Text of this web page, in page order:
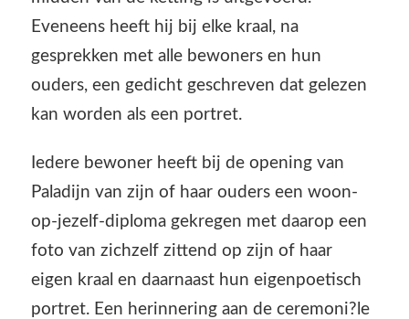
Eveneens heeft hij bij elke kraal, na
gesprekken met alle bewoners en hun
ouders, een gedicht geschreven dat gelezen
kan worden als een portret.
Iedere bewoner heeft bij de opening van
Paladijn van zijn of haar ouders een woon-
op-jezelf-diploma gekregen met daarop een
foto van zichzelf zittend op zijn of haar
eigen kraal en daarnaast hun eigenpoetisch
portret. Een herinnering aan de ceremoni?le